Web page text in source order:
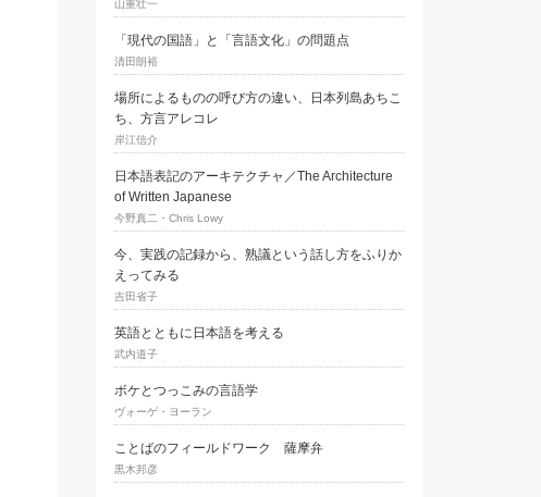
山重壮一
「現代の国語」と「言語文化」の問題点
清田朗裕
場所によるものの呼び方の違い、日本列島あちこ
ち、方言アレコレ
岸江信介
日本語表記のアーキテクチャ／The Architecture
of Written Japanese
今野真二・Chris Lowy
今、実践の記録から、熟議という話し方をふりか
えってみる
吉田省子
英語とともに日本語を考える
武内道子
ボケとつっこみの言語学
ヴォーゲ・ヨーラン
ことばのフィールドワーク 薩摩弁
黒木邦彦